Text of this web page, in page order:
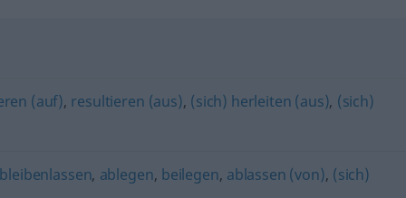
(auf), resultieren (aus), (sich) herleiten (aus), (sich)
bleibenlassen, ablegen, beilegen, ablassen (von), (sich)